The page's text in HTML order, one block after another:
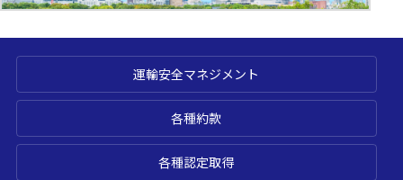
運輸安全マネジメント
各種約款
各種認定取得